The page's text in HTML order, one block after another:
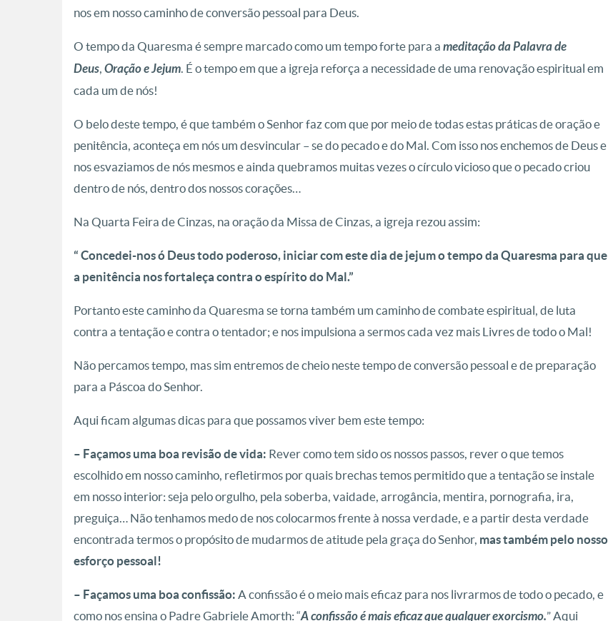
nos em nosso caminho de conversão pessoal para Deus.
O tempo da Quaresma é sempre marcado como um tempo forte para a meditação da Palavra de
Deus, Oração e Jejum. É o tempo em que a igreja reforça a necessidade de uma renovação espiritual em
cada um de nós!
O belo deste tempo, é que também o Senhor faz com que por meio de todas estas práticas de oração e
penitência, aconteça em nós um desvincular – se do pecado e do Mal. Com isso nos enchemos de Deus e
nos esvaziamos de nós mesmos e ainda quebramos muitas vezeso círculo vicioso que o pecado criou
dentro de nós, dentro dos nossos corações…
Na Quarta Feira de Cinzas, na oração da Missa de Cinzas, a igreja rezou assim:
“ Concedei-nos ó Deus todo poderoso, iniciar com este dia de jejum o tempo da Quaresma para que
a penitência nos fortaleça contra o espírito do Mal.”
Portanto este caminho da Quaresma se torna também um caminho de combate espiritual, de luta
contra a tentação e contra o tentador; e nos impulsiona a sermos cada vez mais Livres de todo o Mal!
Não percamos tempo, mas sim entremos de cheio neste tempo de conversão pessoal e de preparação
para a Páscoa do Senhor.
Aqui ficam algumas dicas para que possamos viver bem este tempo:
– Façamos uma boa revisão de vida: Rever como tem sido os nossos passos, rever o que temos
escolhido em nosso caminho, refletirmos por quais brechas temos permitido que a tentação se instale
em nosso interior: seja pelo orgulho, pela soberba, vaidade, arrogância, mentira, pornografia, ira,
preguiça… Não tenhamos medo de nos colocarmos frente à nossa verdade, e a partir desta verdade
encontrada termos o propósito de mudarmos de atitude pela graça do Senhor, mas também pelo nosso
esforço pessoal!
– Façamos uma boa confissão: A confissão é o meio mais eficaz para nos livrarmos de todo o pecado, e
como nos ensina o Padre Gabriele Amorth: “A confissão é mais eficaz que qualquer exorcismo.” Aqui